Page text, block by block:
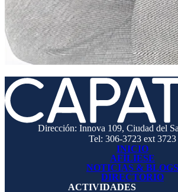
Dirección: Innova 109, Ciudad del
Tel: 306-3723 ext 3723
INICIO
AFÍLIESE
NOTICIAS & BLOGS
DIRECTORIO
ACTIVIDADES